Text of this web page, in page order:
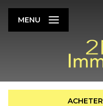
MENU
ACHETER